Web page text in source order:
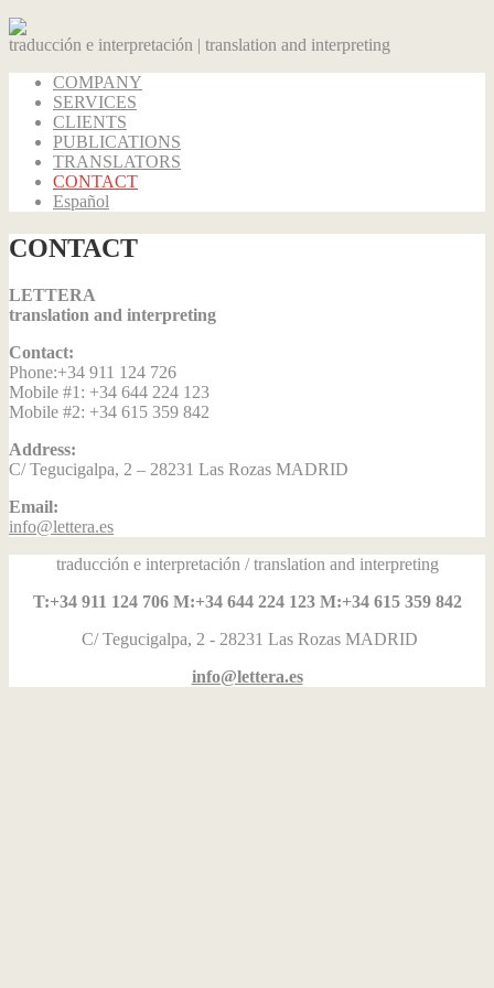
traducción e interpretación | translation and interpreting
COMPANY
SERVICES
CLIENTS
PUBLICATIONS
TRANSLATORS
CONTACT
Español
CONTACT
LETTERA
translation and interpreting
Contact:
Phone:+34 911 124 726
Mobile #1: +34 644 224 123
Mobile #2: +34 615 359 842
Address:
C/ Tegucigalpa, 2 – 28231 Las Rozas MADRID
Email:
info@lettera.es
traducción e interpretación / translation and interpreting
T:+34 911 124 706 M:+34 644 224 123 M:+34 615 359 842
C/ Tegucigalpa, 2 - 28231 Las Rozas MADRID
info@lettera.es